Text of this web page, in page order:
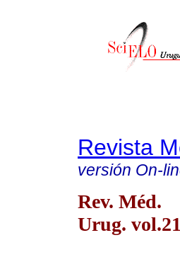
Revista
versión On-
Rev. Méd.
Urug.